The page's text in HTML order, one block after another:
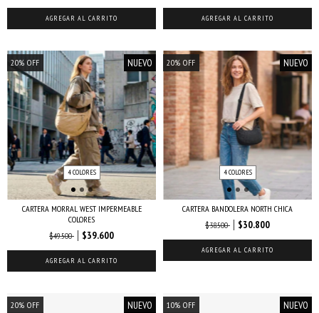
AGREGAR AL CARRITO AGREGAR AL CARRITO
20% OFF NUEVO
4 COLORES
CARTERA MORRAL WEST IMPERMEABLE
COLORES
$49.500
$39.600
AGREGAR AL CARRITO
20% OFF NUEVO
4 COLORES
CARTERA BANDOLERA NORTH CHICA
$38.500
$30.800
AGREGAR AL CARRITO
20% OFF NUEVO 10% OFF NUEVO